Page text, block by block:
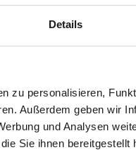
Details
zu personalisieren,
Außerdem geben wir
und Analysen
Sie ihnen